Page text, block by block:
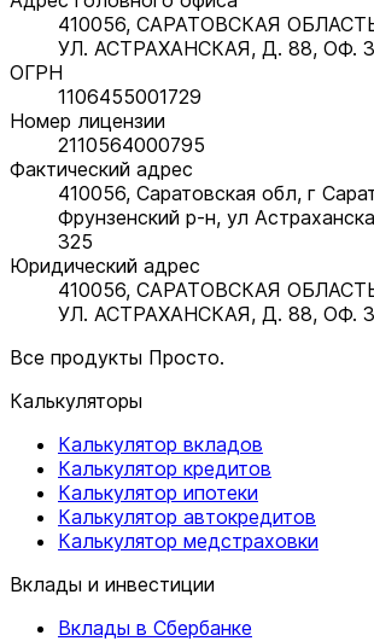
410056, САРАТОВСКАЯ
УЛ. АСТРАХАНСКАЯ, Д. 88, ОФ.
ОГРН
1106455001729
Номер лицензии
2110564000795
Фактический адрес
410056, Саратовская обл, г
Фрунзенский р-н, ул
325
Юридический адрес
410056, САРАТОВСКАЯ
УЛ. АСТРАХАНСКАЯ, Д. 88, ОФ.
Все продукты Просто.
Калькуляторы
Калькулятор вкладов
Калькулятор кредитов
Калькулятор ипотеки
Калькулятор автокредитов
Калькулятор медстраховки
Вклады и инвестиции
Вклады в Сбербанке